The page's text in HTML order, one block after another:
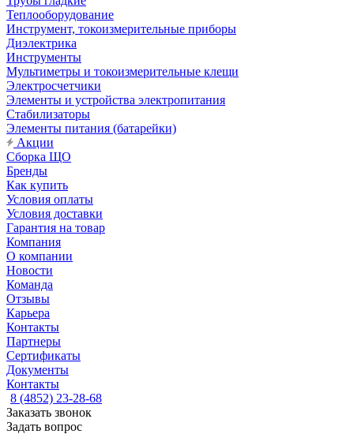
Теплооборудование
Инструмент, токоизмерительные приборы
Диэлектрика
Инструменты
Мультиметры и токоизмерительные клещи
Электросчетчики
Элементы и устройства электропитания
Стабилизаторы
Элементы питания (батарейки)
Акции
Сборка ЩО
Бренды
Как купить
Условия оплаты
Условия доставки
Гарантия на товар
Компания
О компании
Новости
Команда
Отзывы
Карьера
Контакты
Партнеры
Сертификаты
Документы
Контакты
8 (4852) 23-28-68
Заказать звонок
Задать вопрос